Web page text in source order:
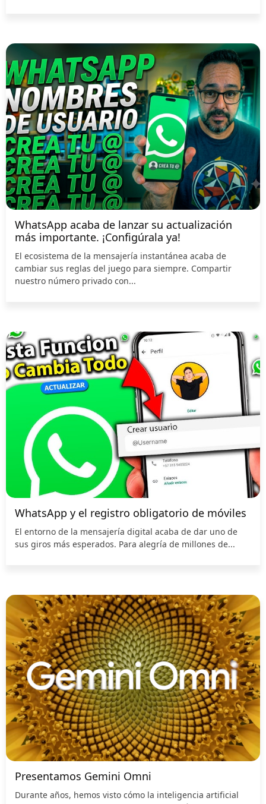
WhatsApp acaba de lanzar su actualización
más importante. ¡Configúrala ya!
El ecosistema de la mensajería instantánea acaba de
cambiar sus reglas del juego para siempre. Compartir
nuestro número privado con...
WhatsApp y el registro obligatorio de móviles
El entorno de la mensajería digital acaba de dar uno de
sus giros más esperados. Para alegría de millones de...
Presentamos Gemini Omni
Durante años, hemos visto cómo la inteligencia artificial